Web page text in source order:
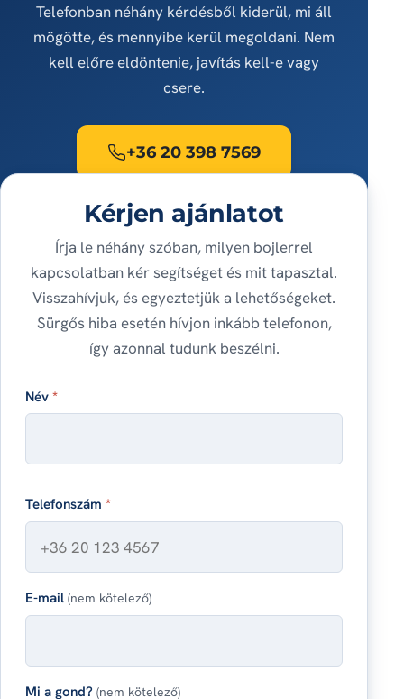
Telefonban néhány kérdésből kiderül, mi áll
mögötte, és mennyibe kerül megoldani. Nem
kell előre eldöntenie, javítás kell-e vagy
csere.
+36 20 398 7569
Kérjen ajánlatot
Írja le néhány szóban, milyen bojlerrel
kapcsolatban kér segítséget és mit tapasztal.
Visszahívjuk, és egyeztetjük a lehetőségeket.
Sürgős hiba esetén hívjon inkább telefonon,
így azonnal tudunk beszélni.
Név*
Telefonszám*
E-mail(nem kötelező)
Mi a gond?(nem kötelező)